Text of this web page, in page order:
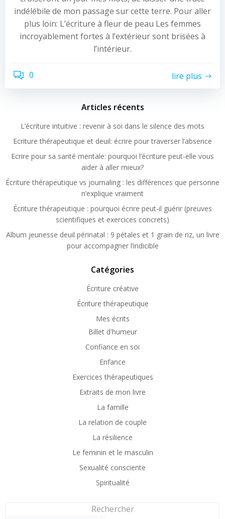
indélébile de mon passage sur cette terre. Pour aller
plus loin: L’écriture à fleur de peau Les femmes
incroyablement fortes à l’extérieur sont brisées à
l’intérieur.
0 lire plus
Articles récents
L’écriture intuitive : revenir à soi dans le silence des mots
Ecriture thérapeutique et deuil: écrire pour traverser l’absence
Ecrire pour sa santé mentale: pourquoi l’écriture peut-elle vous
aider à aller mieux?
Écriture thérapeutique vs journaling : les différences que personne
n’explique vraiment
Écriture thérapeutique : pourquoi écrire peut-il guérir (preuves
scientifiques et exercices concrets)
Album jeunesse deuil périnatal : 9 pétales et 1 grain de riz, un livre
pour accompagner l’indicible
Catégories
Écriture créative
Écriture thérapeutique
Mes écrits
Billet d'humeur
Confiance en soi
Enfance
Exercices thérapeutiques
Extraits de mon livre
La famille
La relation de couple
La résilience
Le feminin et le masculin
Sexualité consciente
Spiritualité
Rechercher